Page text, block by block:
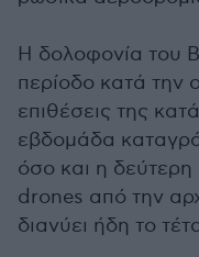
Η δολοφονία του
περίοδο κατά την
επιθέσεις της
εβδομάδα
όσο και η
drones από την
διανύει ήδη το